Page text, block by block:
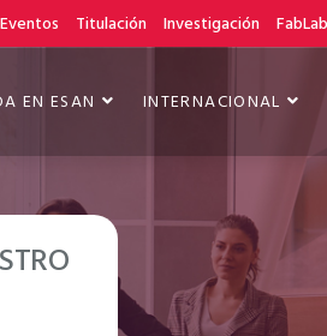
Eventos Titulación Investigación FabLab
EN ESAN INTERNACIONAL